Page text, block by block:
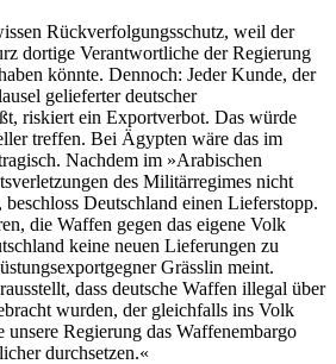
Rückverfolgungsschutz, weil der
dortige Verantwortliche der Regierung
könnte. Dennoch: Jeder Kunde, der
gelieferter deutscher
riskiert ein Exportverbot. Das würde
treffen. Bei Ägypten wäre das im
Nachdem im »Arabischen
des Militärregimes nicht
Deutschland einen Lieferstopp.
die Waffen gegen das eigene Volk
keine neuen Lieferungen zu
Grässlin meint.
dass deutsche Waffen illegal über
wurden, der gleichfalls ins Volk
unsere Regierung das Waffenembargo
durchsetzen.«